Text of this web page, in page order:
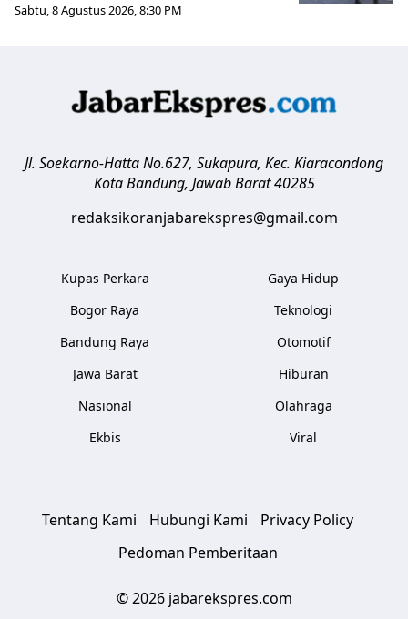
Sabtu, 8 Agustus 2026, 8:30 PM
Jl. Soekarno-Hatta No.627, Sukapura, Kec. Kiaracondong
Kota Bandung, Jawab Barat 40285
redaksikoranjabarekspres@gmail.com
Kupas Perkara
Bogor Raya
Bandung Raya
Jawa Barat
Nasional
Ekbis
Gaya Hidup
Teknologi
Otomotif
Hiburan
Olahraga
Viral
Tentang Kami Hubungi Kami
Privacy Policy
Pedoman Pemberitaan
© 2026 jabarekspres.com